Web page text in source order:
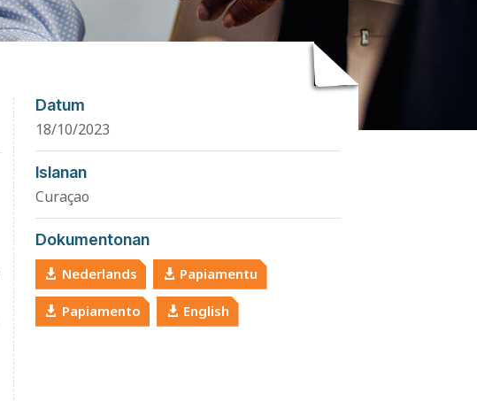
Datum
18/10/2023
Islanan
Curaçao
Dokumentonan
Nederlands Papiamentu
Papiamento English